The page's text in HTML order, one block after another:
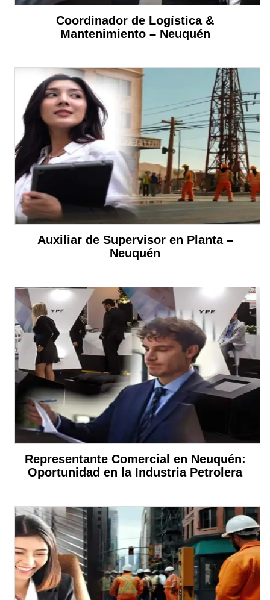
Coordinador de Logística &
Mantenimiento – Neuquén
Auxiliar de Supervisor en Planta –
Neuquén
Representante Comercial en Neuquén:
Oportunidad en la Industria Petrolera